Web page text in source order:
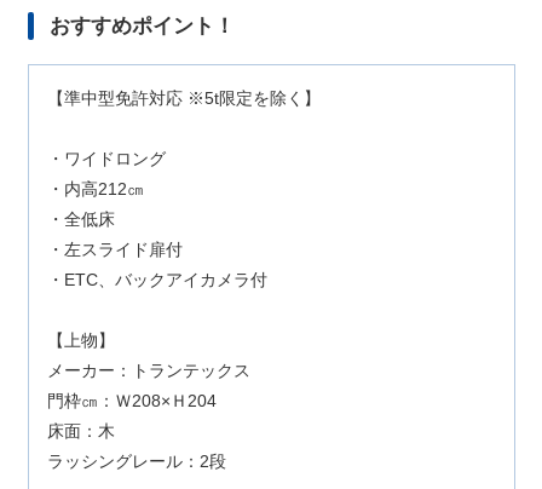
おすすめポイント！
【準中型免許対応 ※5t限定を除く】
・ワイドロング
・内高212㎝
・全低床
・左スライド扉付
・ETC、バックアイカメラ付
【上物】
メーカー：トランテックス
門枠㎝：Ｗ208×Ｈ204
床面：木
ラッシングレール：2段